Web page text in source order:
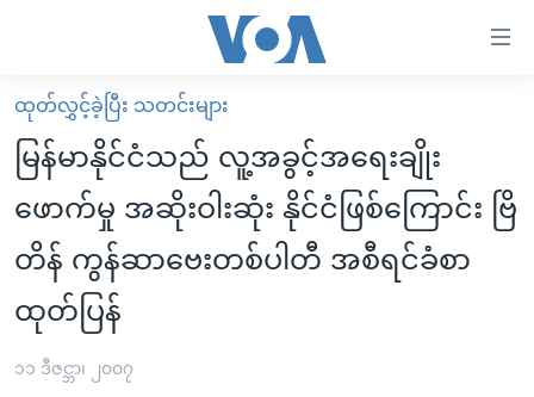
လွယ်ကူ
စေ
Link
များ
ပင်မ
သို့
မူလစာမျက်နှာ
မြန်မာ
ကမ္ဘာ့သတင်းများ
နိုင်ငံတကာ
အမေရိကန်
တရုတ်
အစ္စရေး-ပါလက်စတိုင်း
ဗွီဒီယို
သတင်းလွတ်လပ်ခွင့်
ရပ်ဝန်းတခု လမ်းတခု အလွန်
အင်္ဂလိပ်စာလေ့လာမယ်
ထုတ်လွှင့်ခဲ့ပြီး သတင်းများ
မြန်မာနိုင်ငံသည် လူ့အခွင့်အရေးချိုး
ဖောက်မှု အဆိုးဝါးဆုံး နိုင်ငံဖြစ်ကြောင်း ဗြိ
တိန် ကွန်ဆာဗေးတစ်ပါတီ အစီရင်ခံစာ
ထုတ်ပြန်
၁၁ ဒီဇင္ဘာ၊ ၂၀၀၇